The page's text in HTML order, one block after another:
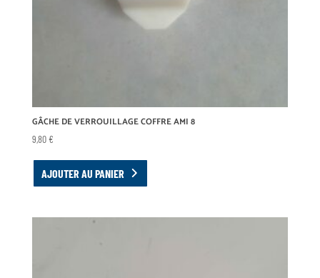
GÂCHE DE VERROUILLAGE COFFRE AMI 8
9,80€
AJOUTER AU PANIER